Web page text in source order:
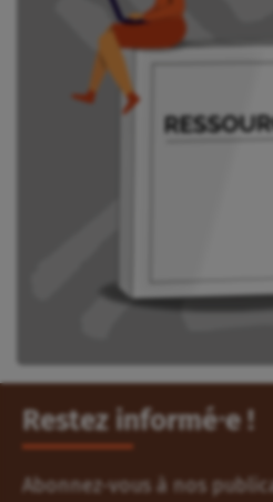
Restez informé⸱e !
Abonnez-vous à nos